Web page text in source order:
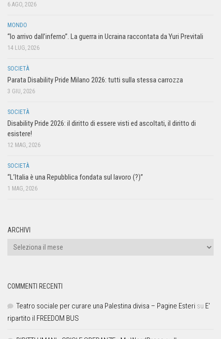
6 AGO, 2026
MONDO
“Io arrivo dall’inferno”. La guerra in Ucraina raccontata da Yuri Previtali
14 LUG, 2026
SOCIETÀ
Parata Disability Pride Milano 2026: tutti sulla stessa carrozza
3 GIU, 2026
SOCIETÀ
Disability Pride 2026: il diritto di essere visti ed ascoltati, il diritto di
esistere!
12 MAG, 2026
SOCIETÀ
“L’Italia è una Repubblica fondata sul lavoro (?)”
1 MAG, 2026
ARCHIVI
COMMENTI RECENTI
Teatro sociale per curare una Palestina divisa – Pagine Esteri su E’
ripartito il FREEDOM BUS